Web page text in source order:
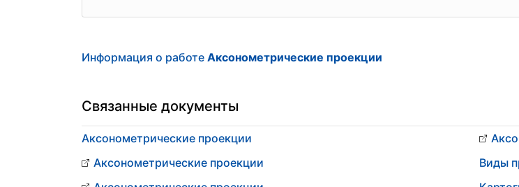
Информация о работе Аксонометрические проекции
Связанные документы
Аксонометрические проекции
Аксонометрические проекции
Виды